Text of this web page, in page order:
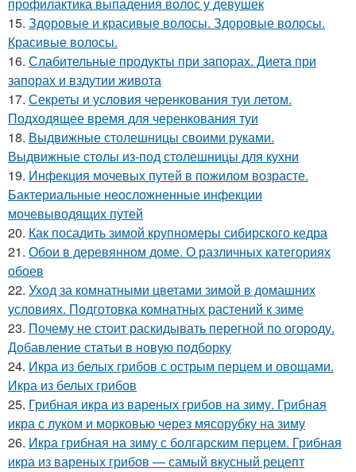
15. Здоровые и красивые волосы. Здоровые волосы.
Красивые волосы.
16. Слабительные продукты при запорах. Диета при
запорах и вздутии живота
17. Секреты и условия черенкования туи летом.
Подходящее время для черенкования туи
18. Выдвижные столешницы своими руками.
Выдвижные столы из-под столешницы для кухни
19. Инфекция мочевых путей в пожилом возрасте.
Бактериальные неосложненные инфекции
мочевыводящих путей
20. Как посадить зимой крупномеры сибирского кедра
21. Обои в деревянном доме. О различных категориях
обоев
22. Уход за комнатными цветами зимой в домашних
условиях. Подготовка комнатных растений к зиме
23. Почему не стоит раскидывать перегной по огороду.
Добавление статьи в новую подборку
24. Икра из белых грибов с острым перцем и овощами.
Икра из белых грибов
25. Грибная икра из вареных грибов на зиму. Грибная
икра с луком и морковью через мясорубку на зиму
26. Икра грибная на зиму с болгарским перцем. Грибная
икра из вареных грибов — самый вкусный рецепт